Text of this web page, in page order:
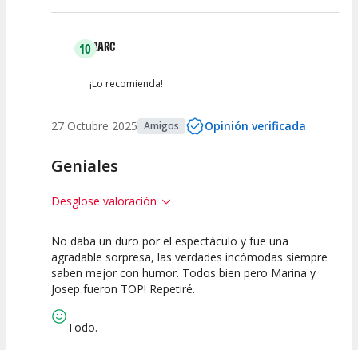
10MARC
¡Lo recomienda!
27 Octubre 2025 Amigos Opinión verificada
Geniales
Desglose valoración
10
Calidad del
Espectáculo
10
Puesta en
Escena
10
Interpretación
No daba un duro por el espectáculo y fue una
agradable sorpresa, las verdades incómodas siempre
saben mejor con humor. Todos bien pero Marina y
Josep fueron TOP! Repetiré.
Todo.